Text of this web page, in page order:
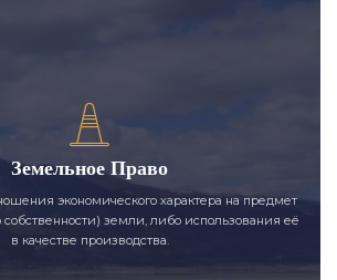
Земельное Право
экономического характера на предмет
земли, либо использования её
в качестве производства.